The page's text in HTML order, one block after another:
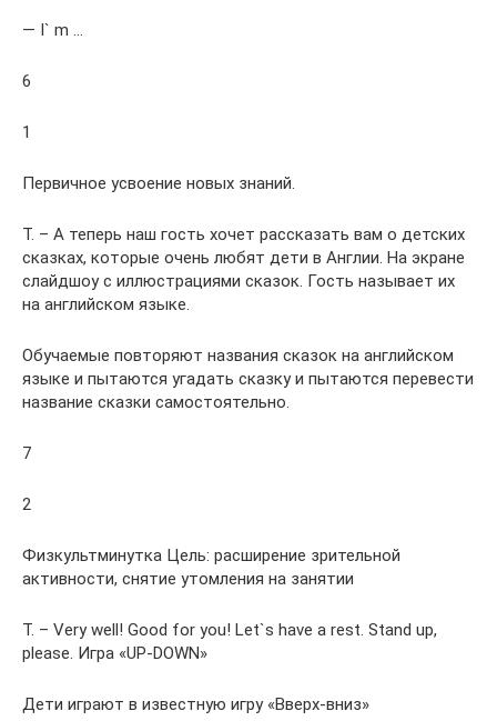
— I` m …
6
1
Первичное усвоение новых знаний.
T. – А теперь наш гость хочет рассказать вам о детских
сказках, которые очень любят дети в Англии. На экране
слайдшоу с иллюстрациями сказок. Гость называет их
на английском языке.
Обучаемые повторяют названия сказок на английском
языке и пытаются угадать сказку и пытаются перевести
название сказки самостоятельно.
7
2
Физкультминутка Цель: расширение зрительной
активности, снятие утомления на занятии
Т. – Very well! Good for you! Let`s have a rest. Stand up,
please. Игра «UP-DOWN»
Дети играют в известную игру «Вверх-вниз»